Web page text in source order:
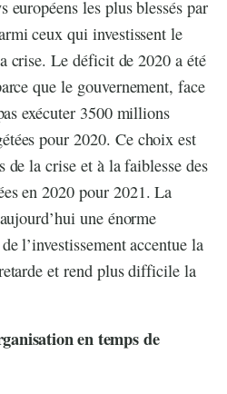
européens les plus blessés par
ceux qui investissent le
crise. Le déficit de 2020 a été
que le gouvernement, face
exécuter 3500 millions
pour 2020. Ce choix est
de la crise et à la faiblesse des
en 2020 pour 2021. La
une énorme
l’investissement accentue la
et rend plus difficile la
en temps de